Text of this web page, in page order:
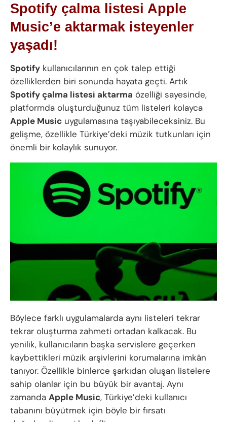
Spotify çalma listesi Apple
Music’e aktarmak isteyenler
yaşadı!
Spotify kullanıcılarının en çok talep ettiği
özelliklerden biri sonunda hayata geçti. Artık
Spotify çalma listesi aktarma özelliği sayesinde,
platformda oluşturduğunuz tüm listeleri kolayca
Apple Music uygulamasına taşıyabileceksiniz. Bu
gelişme, özellikle Türkiye’deki müzik tutkunları için
önemli bir kolaylık sunuyor.
Böylece farklı uygulamalarda aynı listeleri tekrar
tekrar oluşturma zahmeti ortadan kalkacak. Bu
yenilik, kullanıcıların başka servislere geçerken
kaybettikleri müzik arşivlerini korumalarına imkân
tanıyor. Özellikle binlerce şarkıdan oluşan listelere
sahip olanlar için bu büyük bir avantaj. Aynı
zamanda Apple Music, Türkiye’deki kullanıcı
tabanını büyütmek için böyle bir fırsatı